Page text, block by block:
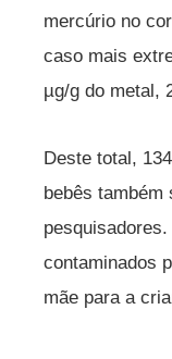
mercúrio no
caso mais
µg/g do metal,
Deste total,
bebês também
contaminados
mãe para a